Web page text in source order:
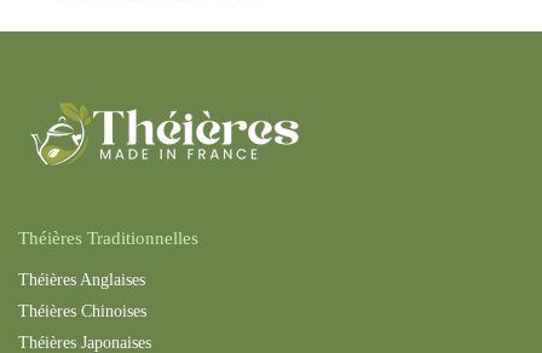
Théières Traditionnelles
Théières Anglaises
Théières Chinoises
Théières Japonaises